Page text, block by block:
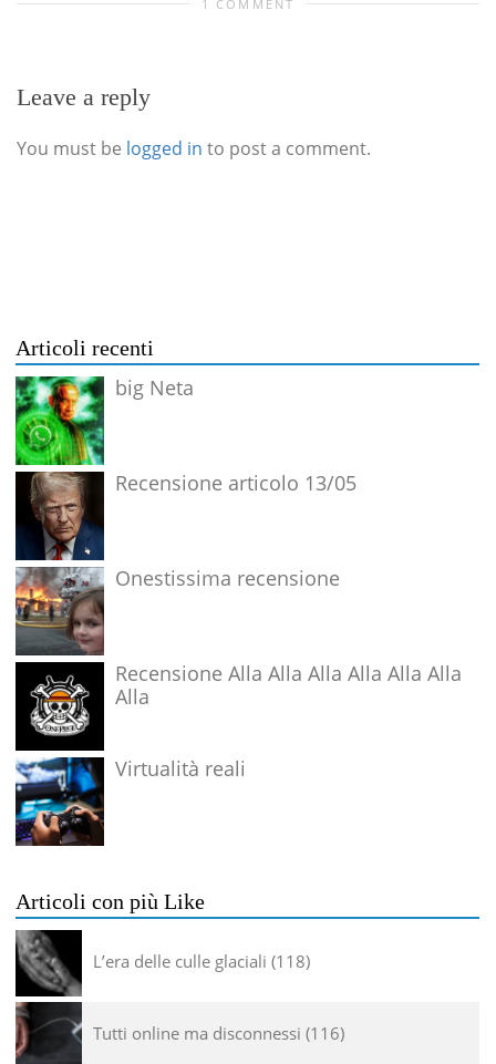
1 COMMENT
Leave a reply
You must be logged in to post a comment.
Articoli recenti
big Neta
Recensione articolo 13/05
Onestissima recensione
Recensione Alla Alla Alla Alla Alla Alla
Alla
Virtualità reali
Articoli con più Like
L’era delle culle glaciali 118
Tutti online ma disconnessi 116